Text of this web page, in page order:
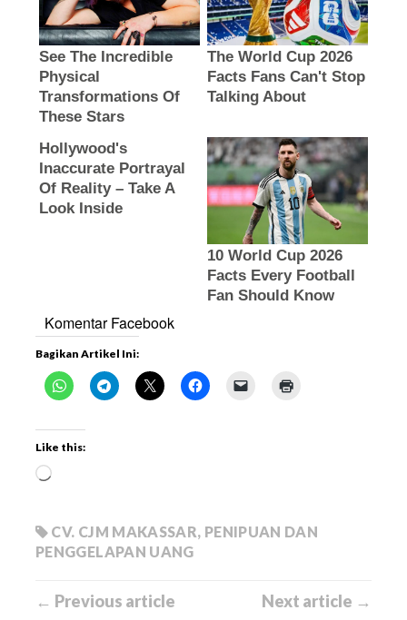
Komentar Facebook
Bagikan Artikel Ini:
Like this:
CV. CJM MAKASSAR, PENIPUAN DAN
PENGGELAPAN UANG
← Previous article Next article →